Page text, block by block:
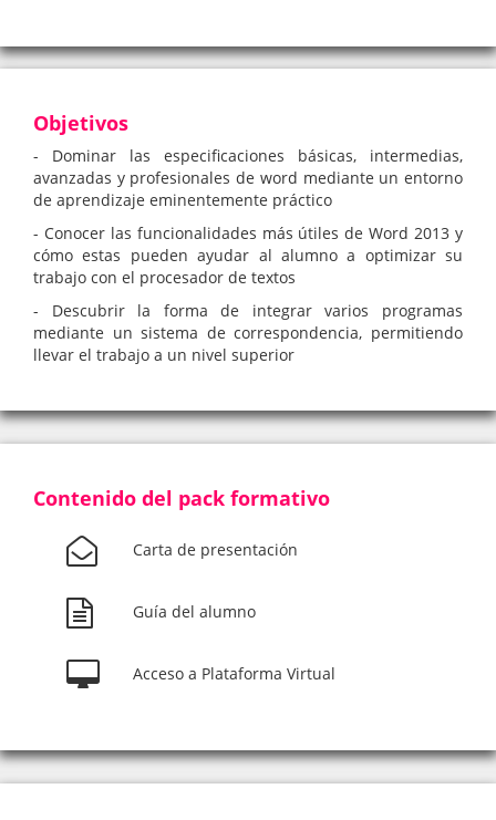
Objetivos
- Dominar las especificaciones básicas, intermedias,
avanzadas y profesionales de word mediante un entorno
de aprendizaje eminentemente práctico
- Conocer las funcionalidades más útiles de Word 2013 y
cómo estas pueden ayudar al alumno a optimizar su
trabajo con el procesador de textos
- Descubrir la forma de integrar varios programas
mediante un sistema de correspondencia, permitiendo
llevar el trabajo a un nivel superior
Contenido del pack formativo
Carta de presentación
Guía del alumno
Acceso a Plataforma Virtual